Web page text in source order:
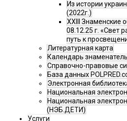
Из истории
(2022г.)
XXIII Знаменские
08.12.25 г. «Свет
путь к
Литературная карта
Календарь
Справочно-правовые
База данных
Электронная
Национальная
Национальная
(НЭБ.ДЕТИ)
Услуги